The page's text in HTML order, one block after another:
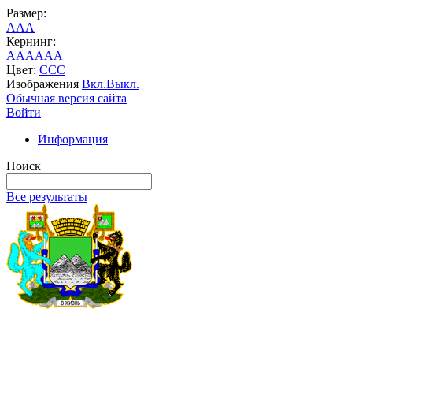
Размер:
AAA
Кернинг:
AAAAAA
Цвет: CCC
Изображения Вкл.Выкл.
Обычная версия сайта
Войти
Информация
Поиск
Все результаты